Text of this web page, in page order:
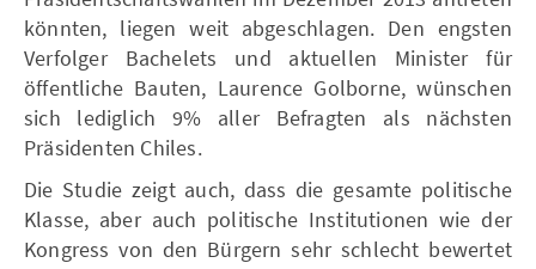
könnten, liegen weit abgeschlagen. Den engsten
Verfolger Bachelets und aktuellen Minister für
öffentliche Bauten, Laurence Golborne, wünschen
sich lediglich 9% aller Befragten als nächsten
Präsidenten Chiles.
Die Studie zeigt auch, dass die gesamte politische
Klasse, aber auch politische Institutionen wie der
Kongress von den Bürgern sehr schlecht bewertet